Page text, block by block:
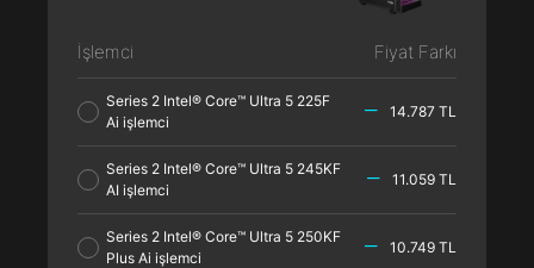
İşlemci Fiyat Farkı
Series 2 Intel® Core™ Ultra 5 225F
Ai işlemci
14.787 TL
Series 2 Intel® Core™ Ultra 5 245KF
AI işlemci
11.059 TL
Series 2 Intel® Core™ Ultra 5 250KF
Plus Ai işlemci
10.749 TL